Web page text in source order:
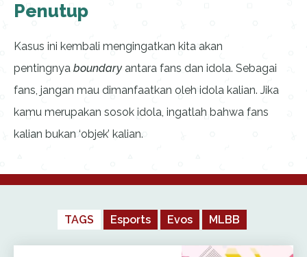
Penutup
Kasus ini kembali mengingatkan kita akan
pentingnya boundary antara fans dan idola. Sebagai
fans, jangan mau dimanfaatkan oleh idola kalian. Jika
kamu merupakan sosok idola, ingatlah bahwa fans
kalian bukan ‘objek’ kalian.
TAGS Esports Evos MLBB